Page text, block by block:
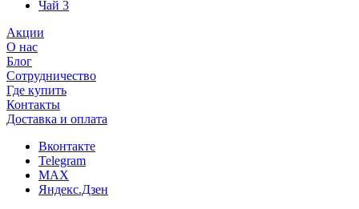
Чай 3
Акции
О нас
Блог
Сотрудничество
Где купить
Контакты
Доставка и оплата
Вконтакте
Telegram
MAX
Яндекс.Дзен